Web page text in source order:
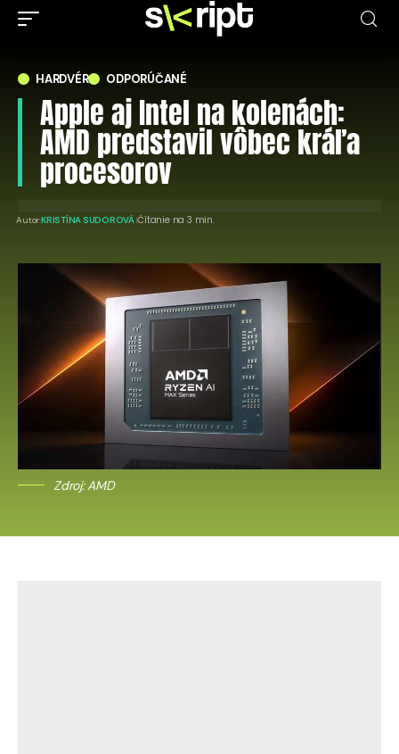
HARDVÉR ODPORÚČANÉ
Apple aj Intel na kolenách:
AMD predstavil vôbec kráľa
procesorov
Autor:KRISTÍNA SUDOROVÁ Čítanie na 3 min.
Zdroj: AMD